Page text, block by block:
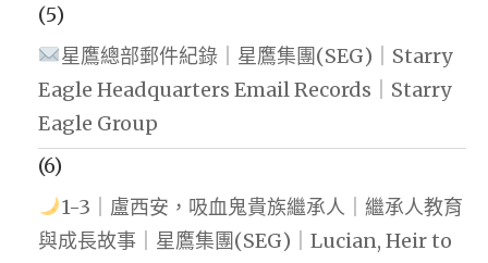
(5)
星鷹總部郵件紀錄｜星鷹集團(SEG)｜Starry
Eagle Headquarters Email Records｜Starry
Eagle Group
(6)
1-3｜盧西安，吸血鬼貴族繼承人｜繼承人教育
與成長故事｜星鷹集團(SEG)｜Lucian, Heir to